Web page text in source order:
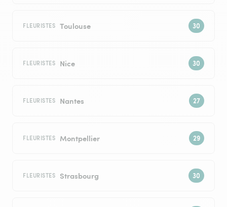
FLEURISTES Toulouse
FLEURISTES Nice
FLEURISTES Nantes
FLEURISTES Montpellier
FLEURISTES Strasbourg